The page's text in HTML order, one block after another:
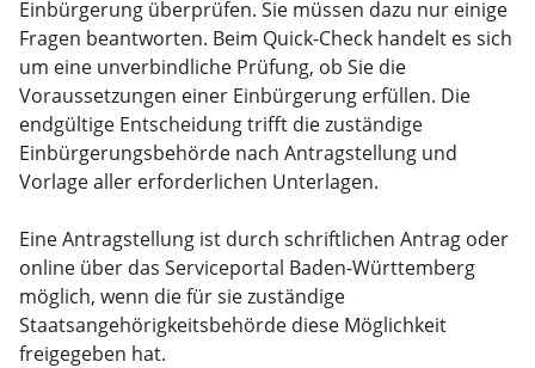
Einbürgerung überprüfen. Sie müssen dazu nur einige
Fragen beantworten. Beim Quick-Check handelt es sich
um eine unverbindliche Prüfung, ob Sie die
Voraussetzungen einer Einbürgerung erfüllen. Die
endgültige Entscheidung trifft die zuständige
Einbürgerungsbehörde nach Antragstellung und
Vorlage aller erforderlichen Unterlagen.
Eine Antragstellung ist durch schriftlichen Antrag oder
online über das Serviceportal Baden-Württemberg
möglich, wenn die für sie zuständige
Staatsangehörigkeitsbehörde diese Möglichkeit
freigegeben hat.